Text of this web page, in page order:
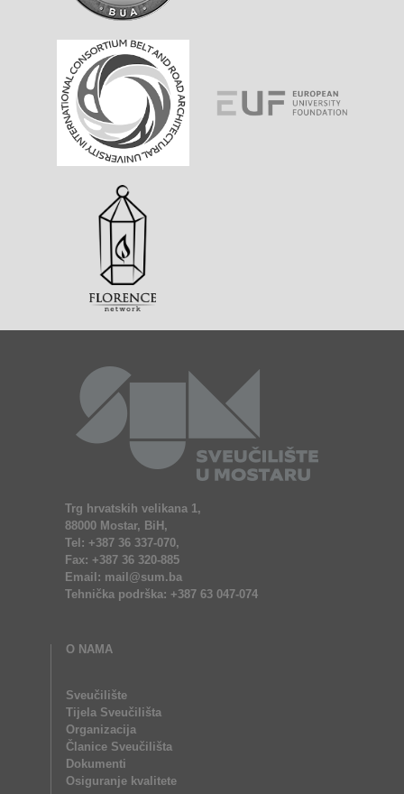
Trg hrvatskih velikana 1,
88000 Mostar, BiH,
Tel: +387 36 337-070,
Fax: +387 36 320-885
Email: mail@sum.ba
Tehnička podrška: +387 63 047-074
O NAMA
Sveučilište
Tijela Sveučilišta
Organizacija
Članice Sveučilišta
Dokumenti
Osiguranje kvalitete